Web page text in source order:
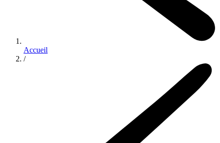
Accueil
/